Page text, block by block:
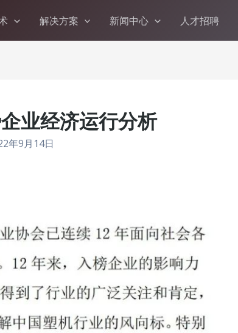
解决方案 新闻中心 人才招聘
业经济运行分析
年9月14日